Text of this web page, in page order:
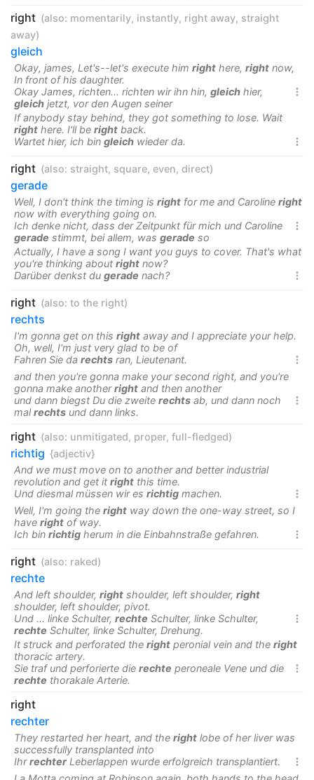
right (also: momentarily, instantly, right away, straight
away)
gleich
Okay, james, Let's--let's execute him right here, right now,
In front of his daughter.

Okay James, richten... richten wir ihn hin, gleich hier,
gleich jetzt, vor den Augen seiner
If anybody stay behind, they got something to lose. Wait
right here. I'll be right back.

Wartet hier, ich bin gleich wieder da.
right (also: straight, square, even, direct)
gerade
Well, I don't think the timing is right for me and Caroline right
now with everything going on.

Ich denke nicht, dass der Zeitpunkt für mich und Caroline
gerade stimmt, bei allem, was gerade so
Actually, I have a song I want you guys to cover. That's what
you're thinking about right now?

Darüber denkst du gerade nach?
right (also: to the right)
rechts
I'm gonna get on this right away and I appreciate your help.
Oh, well, I'm just very glad to be of

Fahren Sie da rechts ran, Lieutenant.
and then you're gonna make your second right, and you're
gonna make anotherright and then another

und dann biegst Du die zweite rechts ab, und dann noch
malrechts und dann links.
right (also: unmitigated, proper, full-fledged)
richtig {adjectiv}
And we must move on to another and better industrial
revolution and get it right this time.

Und diesmal müssen wir es richtig machen.
Well, I'm going the right way down the one-way street, so I
have right of way.

Ich bin richtig herum in die Einbahnstraße gefahren.
right (also: raked)
rechte
And left shoulder, right shoulder, left shoulder, right
shoulder, left shoulder, pivot.

Und ... linke Schulter, rechte Schulter, linke Schulter,
rechte Schulter, linke Schulter, Drehung.
It struck and perforated the right peronial vein and the right
thoracic artery.

Sie traf und perforierte die rechte peroneale Vene und die
rechte thorakale Arterie.
right
rechter
They restarted her heart, and the right lobe of her liver was
successfully transplanted into

IhrrechterLeberlappen wurde erfolgreich transplantiert.